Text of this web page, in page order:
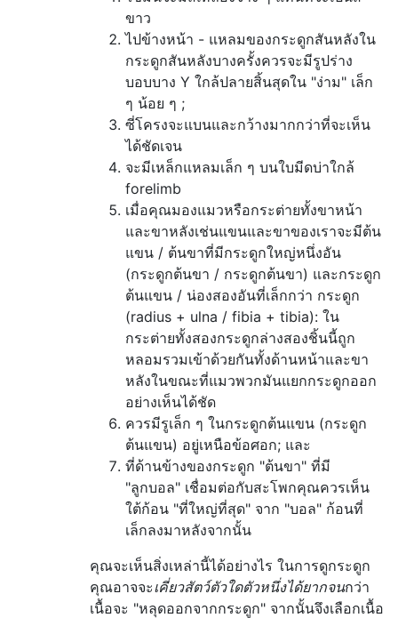
ขาว
ไปข้างหน้า - แหลมของกระดูกสันหลังใน
กระดูกสันหลังบางครั้งควรจะมีรูปร่าง
บอบบาง Y ใกล้ปลายสิ้นสุดใน "ง่าม" เล็ก
ๆ น้อย ๆ ;
ซี่โครงจะแบนและกว้างมากกว่าที่จะเห็น
ได้ชัดเจน
จะมีเหล็กแหลมเล็ก ๆ บนใบมีดบ่าใกล้
forelimb
เมื่อคุณมองแมวหรือกระต่ายทั้งขาหน้า
และขาหลังเช่นแขนและขาของเราจะมีต้น
แขน / ต้นขาที่มีกระดูกใหญ่หนึ่งอัน
(กระดูกต้นขา / กระดูกต้นขา) และกระดูก
ต้นแขน / น่องสองอันที่เล็กกว่า กระดูก
(radius + ulna / fibia + tibia): ใน
กระต่ายทั้งสองกระดูกล่างสองชิ้นนี้ถูก
หลอมรวมเข้าด้วยกันทั้งด้านหน้าและขา
หลังในขณะที่แมวพวกมันแยกกระดูกออก
อย่างเห็นได้ชัด
ควรมีรูเล็ก ๆ ในกระดูกต้นแขน (กระดูก
ต้นแขน) อยู่เหนือข้อศอก; และ
ที่ด้านข้างของกระดูก "ต้นขา" ที่มี
"ลูกบอล" เชื่อมต่อกับสะโพกคุณควรเห็น
ใต้ก้อน "ที่ใหญ่ที่สุด" จาก "บอล" ก้อนที่
เล็กลงมาหลังจากนั้น
คุณจะเห็นสิ่งเหล่านี้ได้อย่างไร ในการดูกระดูก
คุณอาจจะเคี่ยวสัตว์ตัวใดตัวหนึ่งได้ยากจนกว่า
เนื้อจะ "หลุดออกจากกระดูก" จากนั้นจึงเลือกเนื้อ